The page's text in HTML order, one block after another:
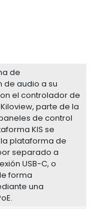
de
de audio a su
el controlador de
parte de la
de control
KIS se
plataforma de
separado a
USB-C, o
forma
una